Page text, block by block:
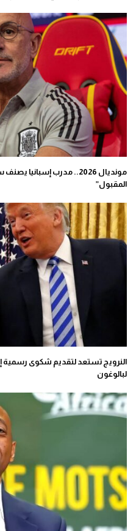
مونديال 2026.. مدرب
المقبول”
النرويج تستعد لتقديم شكوى رسمية
لبالوغون